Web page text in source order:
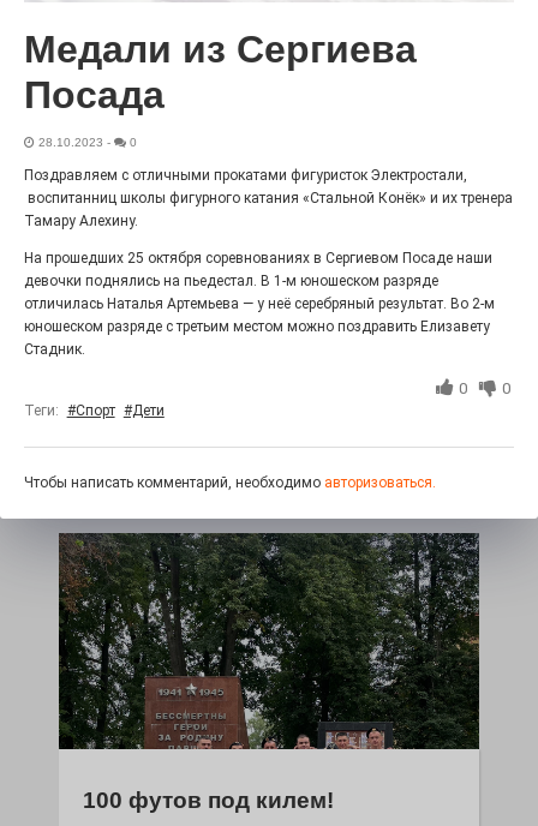
проект, на который электростальцев приглашает к
себе Выставочный зал им. Олега Коняшина.
дважды порадует проект «Районы-кварталы».
100 футов под килем!
Медали из Сергиева
Посада
28.10.2023 - 0
Поздравляем с отличными прокатами фигуристок Электростали,
воспитанниц школы фигурного катания «Стальной Конёк» и их тренера
Тамару Алехину.
На прошедших 25 октября соревнованиях в Сергиевом Посаде наши
девочки поднялись на пьедестал. В 1-м юношеском разряде
отличилась Наталья Артемьева — у неё серебряный результат. Во 2-м
юношеском разряде с третьим местом можно поздравить Елизавету
Стадник.
0 0
Теги: #Спорт #Дети
Чтобы написать комментарий, необходимо авторизоваться.